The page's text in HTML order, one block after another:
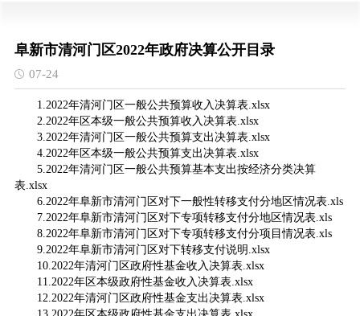
阜新市清河门区2022年政府决算公开目录
07-24
1.2022年清河门区一般公共预算收入决算表.xlsx
2.2022年区本级一般公共预算收入决算表.xlsx
3.2022年清河门区一般公共预算支出决算表.xlsx
4.2022年区本级一般公共预算支出决算表.xlsx
5.2022年清河门区一般公共预算基本支出按经济分类决算
表.xlsx
6.2022年阜新市清河门区对下一般性转移支付分地区情况表.xls
7.2022年阜新市清河门区对下专项转移支付分地区情况表.xls
8.2022年阜新市清河门区对下专项转移支付分项目情况表.xls
9.2022年阜新市清河门区对下转移支付说明.xlsx
10.2022年清河门区政府性基金收入决算表.xlsx
11.2022年区本级政府性基金收入决算表.xlsx
12.2022年清河门区政府性基金支出决算表.xlsx